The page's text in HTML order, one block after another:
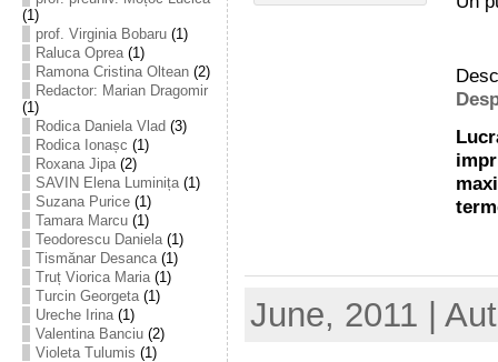
(1)
prof. Virginia Bobaru(1)
Raluca Oprea(1)
Ramona Cristina Oltean(2)
Redactor: Marian Dragomir
(1)
Rodica Daniela Vlad (3)
Rodica Ionașc (1)
Roxana Jipa(2)
SAVIN Elena Luminița(1)
Suzana Purice(1)
Tamara Marcu(1)
Teodorescu Daniela(1)
Tismănar Desanca(1)
Truț Viorica Maria(1)
Turcin Georgeta(1)
Ureche Irina(1)
Valentina Banciu(2)
Violeta Tulumis (1)
June, 2011 |